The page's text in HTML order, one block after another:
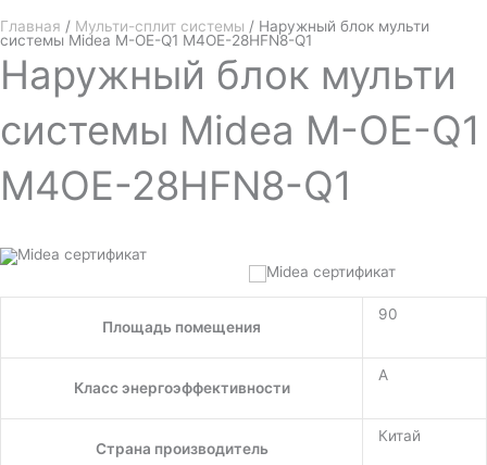
Главная / Мульти-сплит системы / Наружный блок мульти
системы Midea M-OE-Q1 M4OE-28HFN8-Q1
Наружный блок мульти
системы Midea M-OE-Q1
M4OE-28HFN8-Q1
Площадь помещения
90
Класс энергоэффективности
A
Страна производитель
Китай